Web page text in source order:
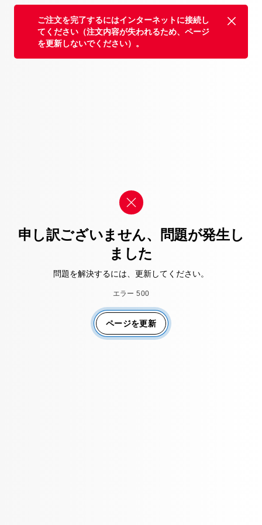
ご注文を完了するにはインターネットに接続し
てください（注文内容が失われるため、ページ
を更新しないでください）。
申し訳ございません、問題が発生し
ました
問題を解決するには、更新してください。
エラー 500
ページを更新